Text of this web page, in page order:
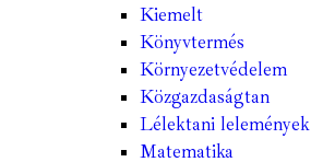
Kiemelt
Könyvtermés
Környezetvédelem
Közgazdaságtan
Lélektani lelemények
Matematika